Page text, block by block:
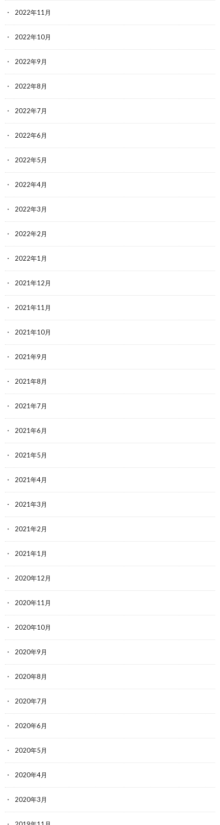
2022年11月
2022年10月
2022年9月
2022年8月
2022年7月
2022年6月
2022年5月
2022年4月
2022年3月
2022年2月
2022年1月
2021年12月
2021年11月
2021年10月
2021年9月
2021年8月
2021年7月
2021年6月
2021年5月
2021年4月
2021年3月
2021年2月
2021年1月
2020年12月
2020年11月
2020年10月
2020年9月
2020年8月
2020年7月
2020年6月
2020年5月
2020年4月
2020年3月